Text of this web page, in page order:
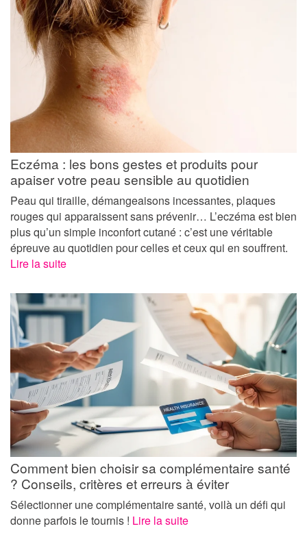
Eczéma : les bons gestes et produits pour
apaiser votre peau sensible au quotidien
Peau qui tiraille, démangeaisons incessantes, plaques
rouges qui apparaissent sans prévenir… L’eczéma est bien
plus qu’un simple inconfort cutané : c’est une véritable
épreuve au quotidien pour celles et ceux qui en souffrent.
Lire la suite
Comment bien choisir sa complémentaire santé
? Conseils, critères et erreurs à éviter
Sélectionner une complémentaire santé, voilà un défi qui
donne parfois le tournis ! Lire la suite